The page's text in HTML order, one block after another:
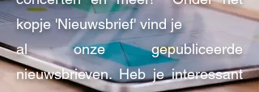
kopje 'Nieuwsbrief' vind je
al onze gepubliceerde
nieuwsbrieven. Hebje interessant